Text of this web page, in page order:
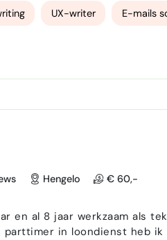
breng structuur…
UX-writer E-mails
Hengelo € 60,-
jaar werkzaam als tekstschrijver/
in loondienst heb